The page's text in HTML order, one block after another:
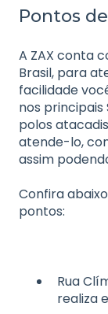
Pontos
A ZAX conta
Brasil, para
facilidade
nos principais
polos
atende-lo,
assim
Confira
pontos:
Rua
realiza